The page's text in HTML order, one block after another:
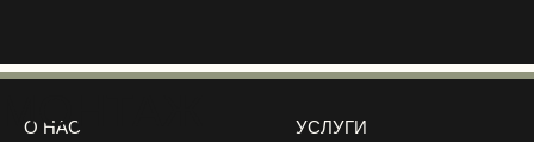
МОНТАЖ
О НАС
УСЛУГИ